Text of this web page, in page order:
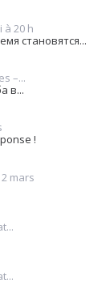
à 20 h
становятся...
–...
в...
!
mars